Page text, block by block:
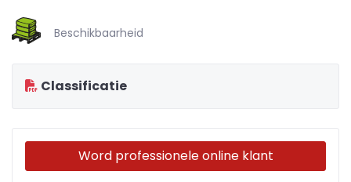
Beschikbaarheid
Classificatie
Word professionele online klant